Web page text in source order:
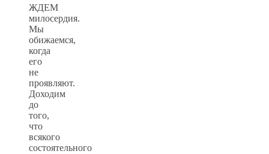
ЖДЕМ
милосердия.
Мы
обижаемся,
когда
его
не
проявляют.
Доходим
до
того,
что
всякого
состоятельного